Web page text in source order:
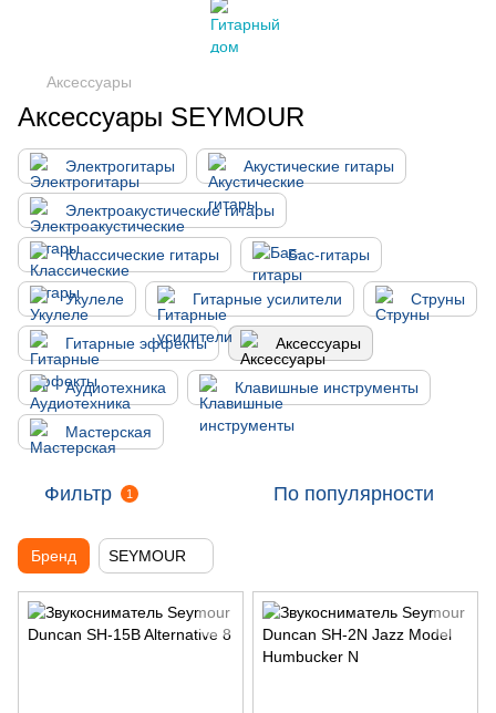
Аксессуары
Аксессуары SEYMOUR
Электрогитары Акустические гитары
Электроакустические гитары
Классические гитары Бас-гитары
Укулеле Гитарные усилители Струны
Гитарные эффекты Аксессуары
Аудиотехника Клавишные инструменты
Мастерская
Фильтр 1 По популярности
Бренд SEYMOUR